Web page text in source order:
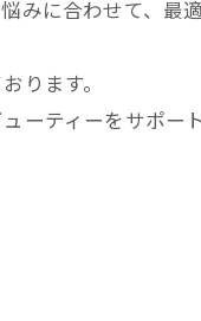
みに合わせて、最
ります。
ティーをサポート